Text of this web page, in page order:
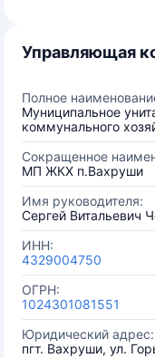
Управляющая
Полное
Муниципальное
коммунального
Сокращенное
МП ЖКХ п.Вахруши
Имя руководителя:
Сергей Витальевич
ИНН:
4329004750
ОГРН:
1024301081551
Юридический адрес:
пгт. Вахруши, ул.